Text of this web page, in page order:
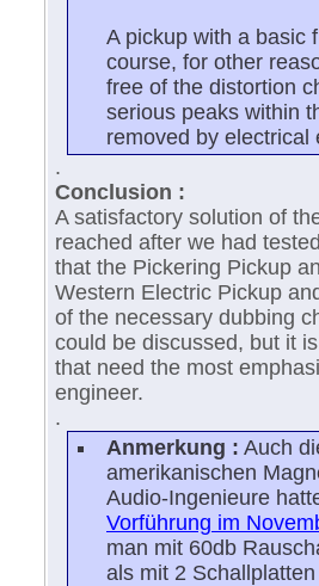
A pickup with a basic
course, for other
free of the distortion
serious peaks within
removed by electrical
.
Conclusion :
A satisfactory solution of
reached after we had
that the Pickering Pickup
Western Electric Pickup
of the necessary dubbing
could be discussed, but it
that need the most
engineer.
.
Anmerkung : Auch
amerikanischen
Audio-Ingenieure
Vorführung im
man mit 60db
als mit 2